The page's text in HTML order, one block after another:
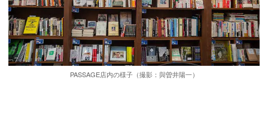
PASSAGE店内の様子（撮影：與曽井陽一）